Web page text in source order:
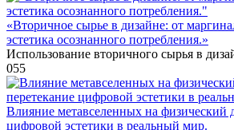
«Вторичное сырье в дизайне: от
эстетика осознанного потребления.»
Использование вторичного сырья в
055
Влияние метавселенных на физический
цифровой эстетики в реальный мир.